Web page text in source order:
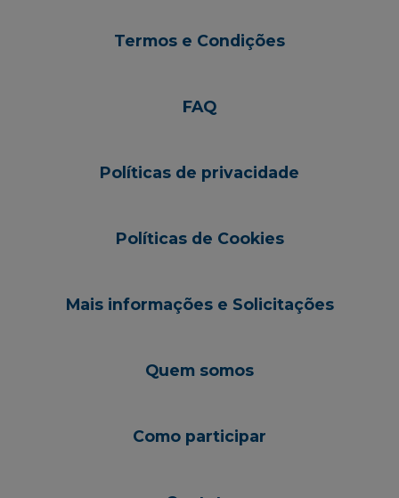
Termos e Condições
FAQ
Políticas de privacidade
Políticas de Cookies
Mais informações e Solicitações
Quem somos
Como participar